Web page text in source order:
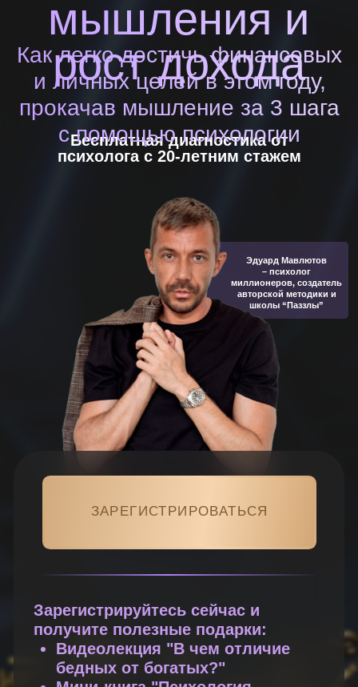
психолога с 20-летним стажем
ЗАРЕГИСТРИРОВАТЬСЯ
Зарегистрируйтесь сейчас и
получите полезные подарки:
Видеолекция "В чем отличие
бедных от богатых?"
Мини-книга "Психология
финансовой грамотности"
Эдуард Мавлютов
– психолог
авторской методики и
школы “Паззлы”
не меняется из года в год
Не верите, что можно все
не получилось
Не хватает энергии и сил, все
время как выжатый лимон